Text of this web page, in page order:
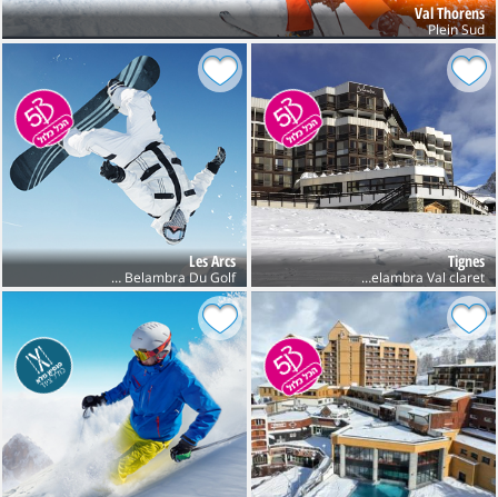
Val Thorens
Plein Sud
Tignes
Club Belambra Val claret חנוכה
Les Arcs
Club Belambra Du Golf